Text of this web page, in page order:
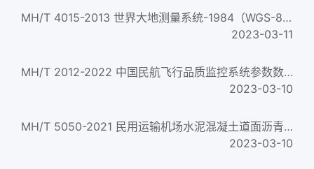
MH/T 4015-2013 世界大地测量系统-1984（WGS-84）民用航空应用规范
2023-03-11
MH/T 2012-2022 中国民航飞行品质监控系统参数数据帧规范
2023-03-10
MH/T 5050-2021 民用运输机场水泥混凝土道面沥青隔离层技术指南
2023-03-10